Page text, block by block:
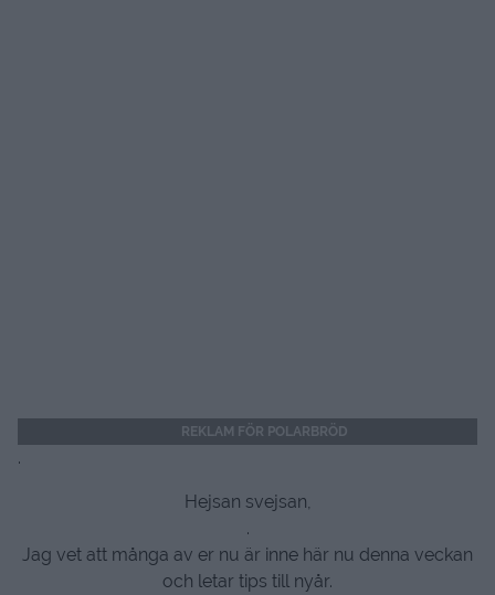
REKLAM FÖR POLARBRÖD
.
Hejsan svejsan,
.
Jag vet att många av er nu är inne här nu denna veckan
och letar tips till nyår.